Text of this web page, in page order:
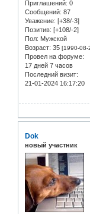
Приглашений: 0
Сообщений: 87
Уважение: [+38/-3]
Позитив: [+108/-2]
Пол: Мужской
Возраст: 35 [1990-08-
Провел на форуме:
17 дней 7 часов
Последний визит:
21-01-2024 16:17:20
Dok
новый участник